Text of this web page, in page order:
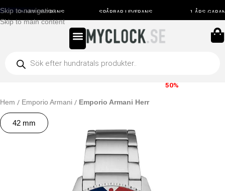
Skip to navigation
Skip to main content
50%
Hem Emporio Armani Emporio Armani Herr
42 mm
SNABB LEVERANS SPÅRBAR LEVERANS 1 ÅRS